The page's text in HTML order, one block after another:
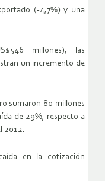
(-4,7%) y una
millones), las
un incremento de
sumaron 80 millones
de 29%, respecto a
2012.
en la cotización